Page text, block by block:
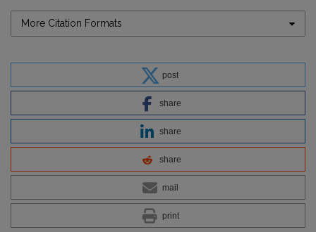
More Citation Formats
post
share
share
share
mail
print